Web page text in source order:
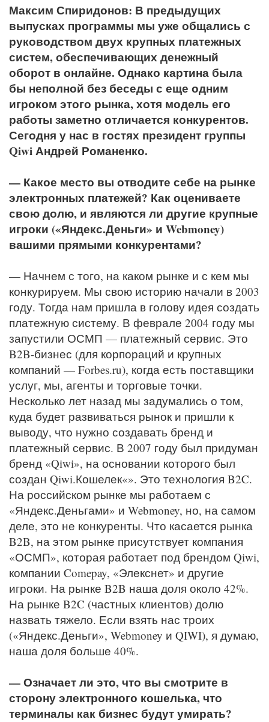
Максим Спиридонов: В предыдущих
выпусках программы мы уже общались с
руководством двух крупных платежных
систем, обеспечивающих денежный
оборот в онлайне. Однако картина была
бы неполной без беседы с еще одним
игроком этого рынка, хотя модель его
работы заметно отличается конкурентов.
Сегодня у нас в гостях президент группы
Qiwi Андрей Романенко.
— Какое место вы отводите себе на рынке
электронных платежей? Как оцениваете
свою долю, и являются ли другие крупные
игроки («Яндекс.Деньги» и Webmoney)
вашими прямыми конкурентами?
— Начнем с того, на каком рынке и с кем мы
конкурируем. Мы свою историю начали в 2003
году. Тогда нам пришла в голову идея создать
платежную систему. В феврале 2004 году мы
запустили ОСМП — платежный сервис. Это
B2B-бизнес (для корпораций и крупных
компаний — Forbes.ru), когда есть поставщики
услуг, мы, агенты и торговые точки.
Несколько лет назад мы задумались о том,
куда будет развиваться рынок и пришли к
выводу, что нужно создавать бренд и
платежный сервис. В 2007 году был придуман
бренд «Qiwi», на основании которого был
создан Qiwi.Кошелек«». Это технология B2C.
На российском рынке мы работаем с
«Яндекс.Деньгами» и Webmoney, но, на самом
деле, это не конкуренты. Что касается рынка
B2B, на этом рынке присутствует компания
«ОСМП», которая работает под брендом Qiwi,
компании Comepay, «Элекснет» и другие
игроки. На рынке B2B наша доля около 42%.
На рынке B2C (частных клиентов) долю
назвать тяжело. Если взять нас троих
(«Яндекс.Деньги», Webmoney и QIWI), я думаю,
наша доля больше 40%.
— Означает ли это, что вы смотрите в
сторону электронного кошелька, что
терминалы как бизнес будут умирать?